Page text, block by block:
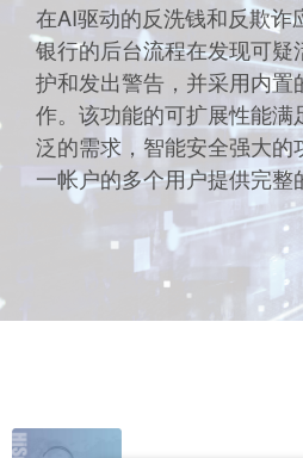
在AI驱动的反洗钱和反欺诈
银行的后台流程在发现可
护和发出警告，并采用内
作。该功能的可扩展性能
泛的需求，智能安全强大
一帐户的多个用户提供完整